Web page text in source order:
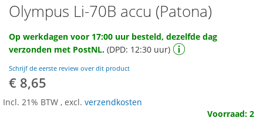
Ga
naar
het
begin
van
de
afbeeldingen-
gallerij
Olympus Li-70B accu (Patona)
Op werkdagen voor 17:00 uur besteld, dezelfde dag
verzonden met PostNL. (DPD: 12:30 uur)
Schrijf de eerste review over dit product
€ 8,65
Incl. 21% BTW , excl. verzendkosten
Voorraad: 2